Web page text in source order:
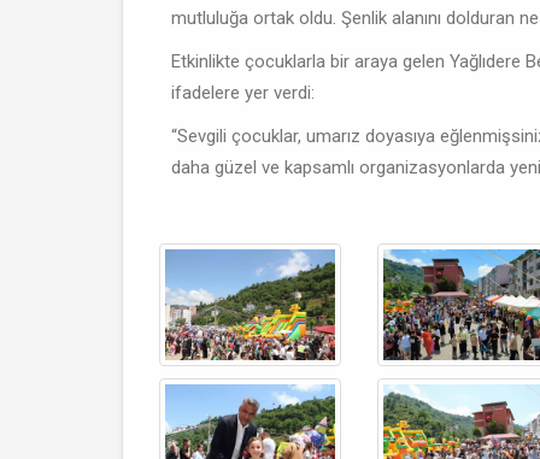
mutluluğa ortak oldu. Şenlik alanını dolduran
Etkinlikte çocuklarla bir araya gelen Yağlıdere
ifadelere yer verdi:
“Sevgili çocuklar, umarız doyasıya
daha güzel ve kapsamlı organizasyonlarda